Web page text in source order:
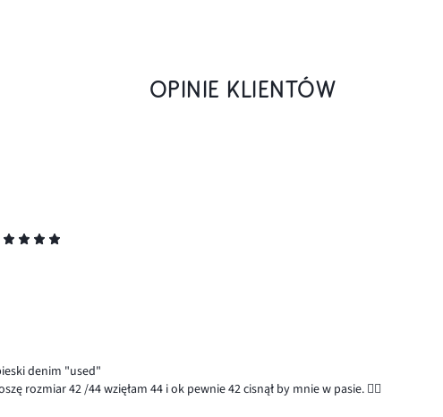
OPINIE KLIENTÓW
denim "used"
rozmiar 42 /44 wzięłam 44 i ok pewnie 42 cisnął by mnie w pasie. 👍🏻